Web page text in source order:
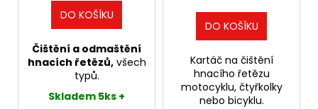
DO KOŠÍKU
Čištění a odmaštění
hnacích řetězů,všech
typů.
Skladem 5ks +
DO KOŠÍKU
Kartáč na čištění
hnacího řetězu
motocyklu, čtyřkolky
nebo bicyklu.